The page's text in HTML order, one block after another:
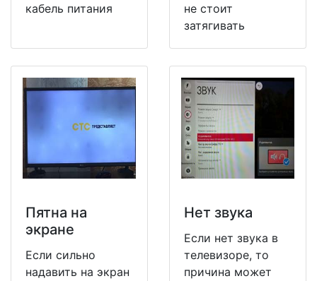
кабель питания
не стоит
затягивать
Пятна на
экране
Если сильно
надавить на экран
Нет звука
Если нет звука в
телевизоре, то
причина может